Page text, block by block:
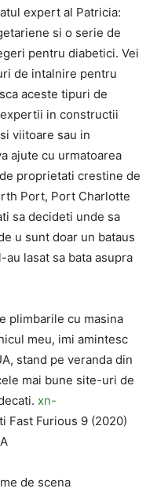
expert al Patricia:
si o serie de
pentru diabetici. Vei
de intalnire pentru
aceste tipuri de
in constructii
viitoare sau in
ajute cu urmatoarea
proprietati crestine de
Port, Port Charlotte
sa decideti unde sa
u sunt doar un bataus
lasat sa bata asupra
plimbarile cu masina
meu, imi amintesc
stand pe veranda din
mai bune site-uri de
xn-
Fast Furious 9 (2020)
de scena